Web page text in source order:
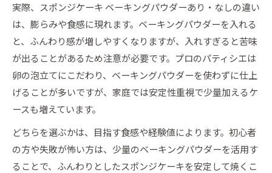
実際、スポンジケーキ ベーキングパウダーあり・なしの違い
は、膨らみや食感に現れます。ベーキングパウダーを入れる
と、ふんわり感が増しやすくなりますが、入れすぎると苦味
が出ることがあるため注意が必要です。プロのパティシエは
卵の泡立てにこだわり、ベーキングパウダーを使わずに仕上
げることが多いですが、家庭では安定性重視で少量加えるケ
ースも増えています。
どちらを選ぶかは、目指す食感や経験値によります。初心者
の方や失敗が怖い方は、少量のベーキングパウダーを活用す
ることで、ふんわりとしたスポンジケーキを安定して焼くこ